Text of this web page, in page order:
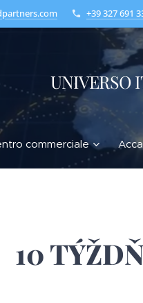
+39 327 691
UNIVERSO
commerciale
10